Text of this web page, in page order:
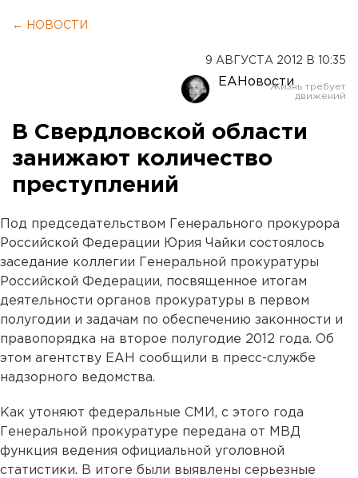
← НОВОСТИ
9 АВГУСТА 2012 В 10:35
ЕАНовости
В Свердловской области
занижают количество
преступлений
Под председательством Генерального прокурора
Российской Федерации Юрия Чайки состоялось
заседание коллегии Генеральной прокуратуры
Российской Федерации, посвященное итогам
деятельности органов прокуратуры в первом
полугодии и задачам по обеспечению законности и
правопорядка на второе полугодие 2012 года. Об
этом агентству ЕАН сообщили в пресс-службе
надзорного ведомства.
Как утоняют федеральные СМИ, с этого года
Генеральной прокуратуре передана от МВД
функция ведения официальной уголовной
статистики. В итоге были выявлены серьезные